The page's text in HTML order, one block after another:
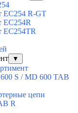
EC254 R-GT
EC254R
EC254TR
▼
S / MD 600 TAB
цепи
R